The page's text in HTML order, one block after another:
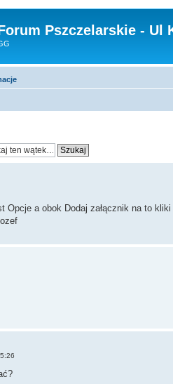
Pszczelarskie - Ul
Opcje a obok Dodaj załącznik na to